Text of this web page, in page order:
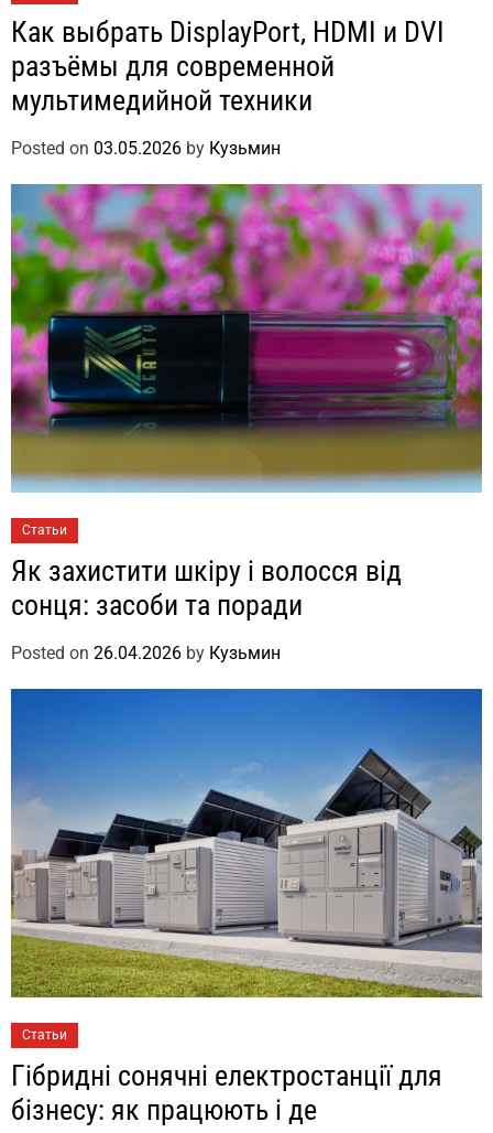
Как выбрать DisplayPort, HDMI и DVI
разъёмы для современной
мультимедийной техники
Posted on 03.05.2026 by Кузьмин
Статьи
Як захистити шкіру і волосся від
сонця: засоби та поради
Posted on 26.04.2026 by Кузьмин
Статьи
Гібридні сонячні електростанції для
бізнесу: як працюють і де